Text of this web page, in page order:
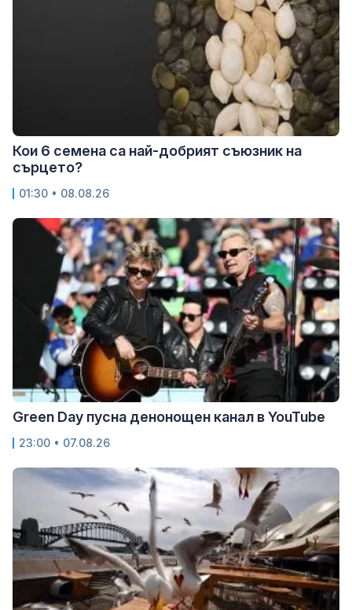
Кои 6 семена са най-добрият съюзник на
сърцето?
01:30 • 08.08.26
Green Day пусна денонощен канал в YouTube
23:00 • 07.08.26